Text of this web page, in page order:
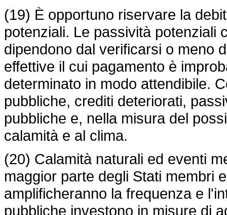
(19) È opportuno riservare la
potenziali. Le passività potenziali
dipendono dal verificarsi o meno
effettive il cui pagamento è
determinato in modo attendibile.
pubbliche, crediti deteriorati,
pubbliche e, nella misura del
calamità e al clima.
(20) Calamità naturali ed eventi
maggior parte degli Stati membri
amplificheranno la frequenza e
pubbliche investono in misure di